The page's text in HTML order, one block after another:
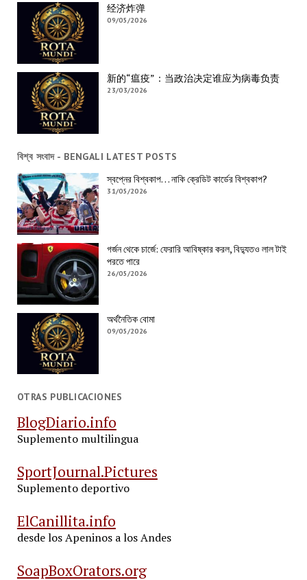
经济炸弹
09/05/2026
新的“瘟疫”：当政治决定谁应为病毒负责
23/03/2026
বিশ্ব সংবাদ - BENGALI LATEST POSTS
স্বপ্নের বিশ্বকাপ… নাকি ক্রেডিট কার্ডের বিশ্বকাপ?
31/05/2026
গর্জন থেকে চার্জে: ফেরারি আবিষ্কার করল, বিদ্যুতও লাল টাই
পরতে পারে
26/05/2026
অর্থনৈতিক বোমা
09/05/2026
OTRAS PUBLICACIONES
BlogDiario.info
Suplemento multilingua
SportJournal.Pictures
Suplemento deportivo
ElCanillita.info
desde los Apeninos a los Andes
SoapBoxOrators.org